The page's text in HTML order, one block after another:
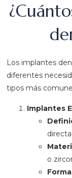
Los implantes
diferentes
tipos más
Implantes
o